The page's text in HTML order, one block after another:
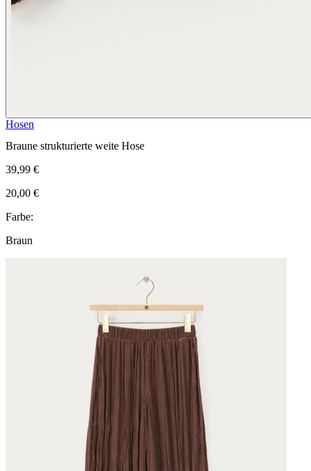
Hosen
Braune strukturierte weite Hose
39,99 €
20,00 €
Farbe:
Braun